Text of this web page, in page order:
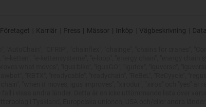
Företaget | Karriär | Press | Mässor | Inköp | Vägbeskrivning |